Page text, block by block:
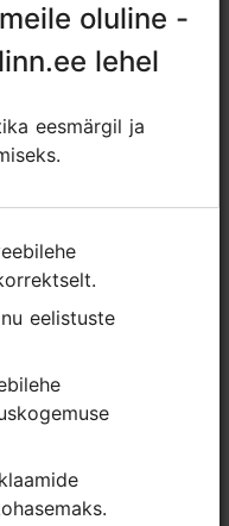
oluline -
lehel
eesmärgil ja
oluline -
lehel
eesmärgil ja